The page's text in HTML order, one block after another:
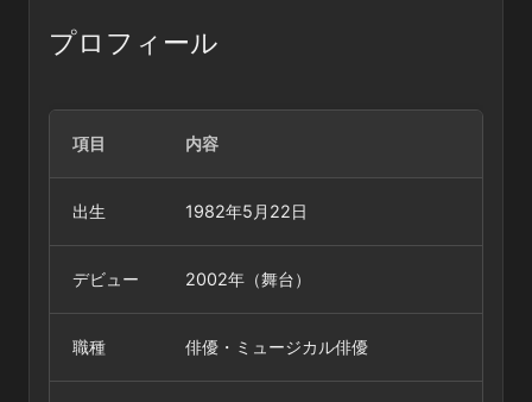
プロフィール
項目 内容
出生 1982年5月22日
デビュー 2002年（舞台）
職種 俳優・ミュージカル俳優